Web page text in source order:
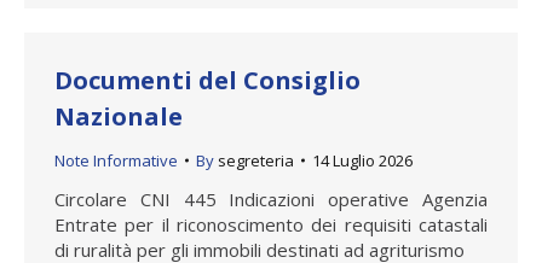
Documenti del Consiglio
Nazionale
Note Informative By segreteria 14 Luglio 2026
Circolare CNI 445 Indicazioni operative Agenzia
Entrate per il riconoscimento dei requisiti catastali
di ruralità per gli immobili destinati ad agriturismo